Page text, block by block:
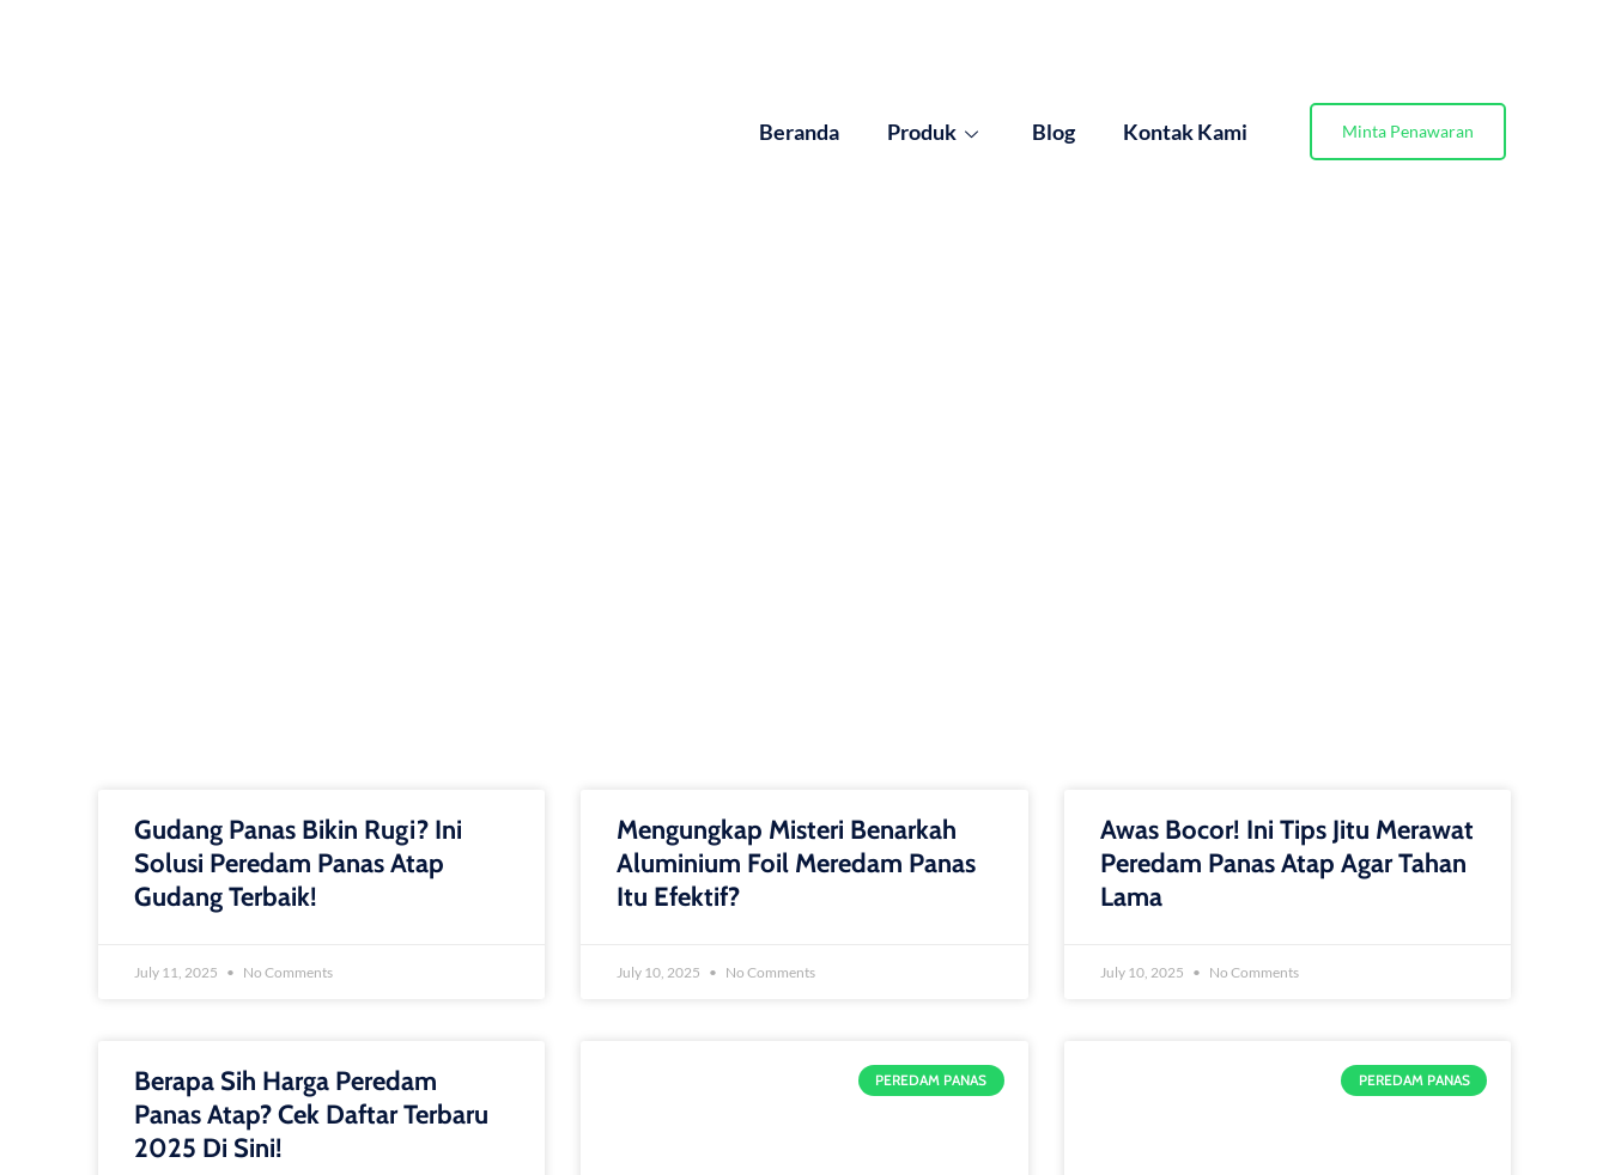
Beranda Produk Blog Kontak Kami Minta Penawaran
Gudang Panas Bikin Rugi? Ini
Solusi Peredam Panas Atap
Gudang Terbaik!
July 11, 2025 No Comments
Mengungkap Misteri Benarkah
Aluminium Foil Meredam Panas
Itu Efektif?
July 10, 2025 No Comments
Awas Bocor! Ini Tips Jitu Merawat
Peredam Panas Atap Agar Tahan
Lama
July 10, 2025 No Comments
Berapa Sih Harga Peredam
Panas Atap? Cek Daftar Terbaru
2025 Di Sini!
PEREDAM PANAS PEREDAM PANAS